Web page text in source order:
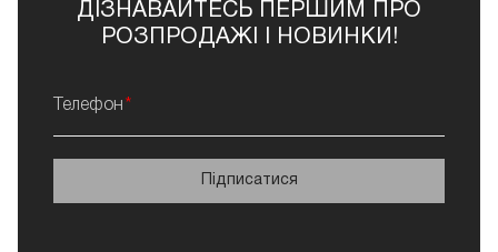
ДІЗНАВАЙТЕСЬ ПЕРШИМ ПРО
РОЗПРОДАЖІ І НОВИНКИ!
Телефон
Підписатися